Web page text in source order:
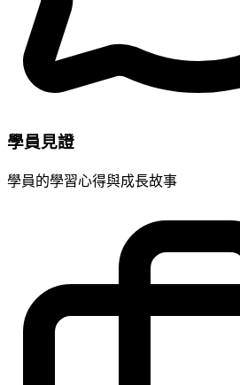
學員見證
學員的學習心得與成長故事